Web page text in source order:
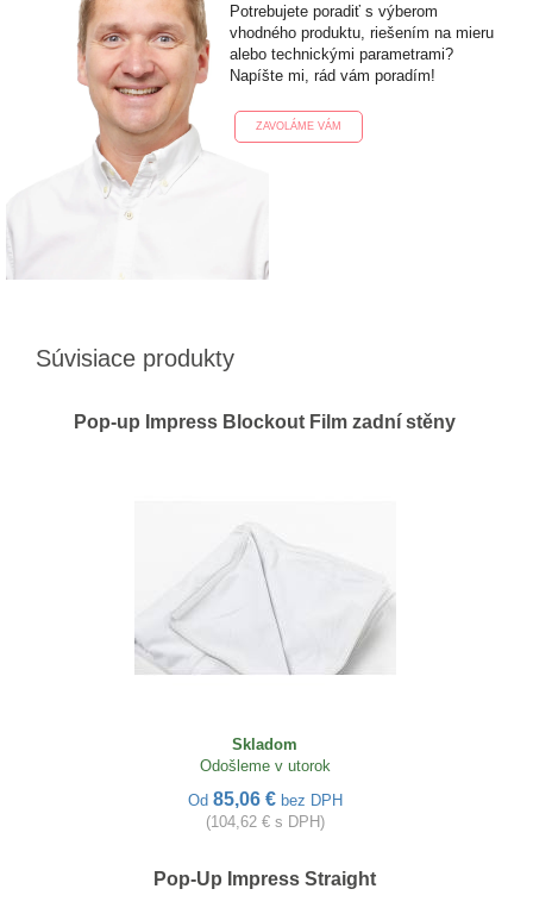
Potrebujete poradiť s výberom
vhodného produktu, riešením na mieru
alebo technickými parametrami?
Napíšte mi, rád vám poradím!
ZAVOLÁME VÁM
Súvisiace produkty
Pop-up Impress Blockout Film zadní stěny
Skladom
Odošleme v utorok
Od 85,06 € bez DPH
(104,62 € s DPH)
Pop-Up Impress Straight